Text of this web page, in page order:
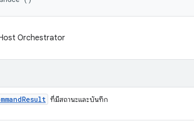
Orchestrator
Result ที่มีสถานะและบันทึก